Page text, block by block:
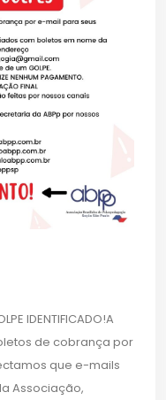
IDENTIFICADO!A
de cobrança por
que e-mails
Associação,